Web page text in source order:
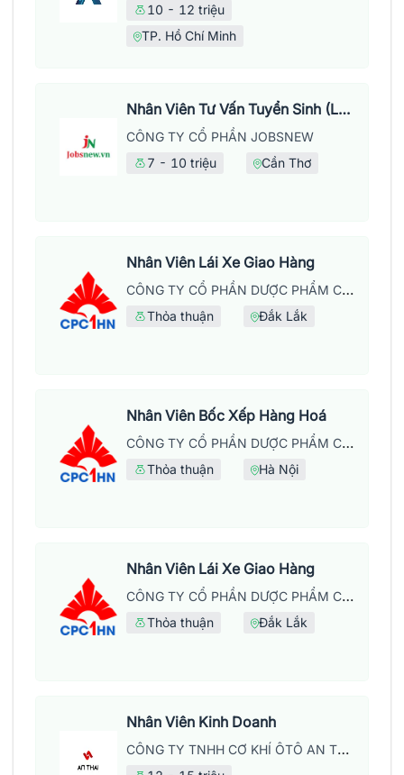
10 - 12 triệu
TP. Hồ Chí Minh
Nhân Viên Tư Vấn Tuyển Sinh (Làm Việc Tại Văn Phòng)
CÔNG TY CỔ PHẦN JOBSNEW
7 - 10 triệu
Cần Thơ
Nhân Viên Lái Xe Giao Hàng
CÔNG TY CỔ PHẦN DƯỢC PHẨM CPC1 HÀ NỘI
Thỏa thuận Đắk Lắk
Nhân Viên Bốc Xếp Hàng Hoá
CÔNG TY CỔ PHẦN DƯỢC PHẨM CPC1 HÀ NỘI
Thỏa thuận Hà Nội
Nhân Viên Lái Xe Giao Hàng
CÔNG TY CỔ PHẦN DƯỢC PHẨM CPC1 HÀ NỘI
Thỏa thuận Đắk Lắk
Nhân Viên Kinh Doanh
CÔNG TY TNHH CƠ KHÍ ÔTÔ AN THÁI